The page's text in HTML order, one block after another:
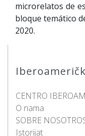
CENTRO
O nama
SOBRE
Istorijat
microrelatos de
bloque temático
2020.